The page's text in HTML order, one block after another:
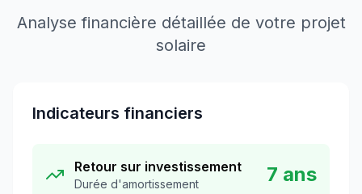
Analyse financière détaillée de votre projet
solaire
Indicateurs financiers
Retour sur investissement
Durée d'amortissement 7 ans